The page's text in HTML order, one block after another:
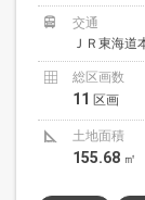
交通
ＪＲ東海道
総区画数
11 区画
土地面積
155.68 ㎡